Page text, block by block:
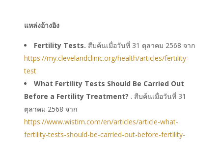
แหล่งอ้างอิง
Fertility Tests. สืบค้นเมื่อวันที่ 31 ตุลาคม 2568 จาก
https://my.clevelandclinic.org/health/articles/fertility-
test
What Fertility Tests Should Be Carried Out
Before a Fertility Treatment? . สืบค้นเมื่อวันที่ 31
ตุลาคม 2568 จาก
https://www.wistim.com/en/articles/article-what-
fertility-tests-should-be-carried-out-before-fertility-